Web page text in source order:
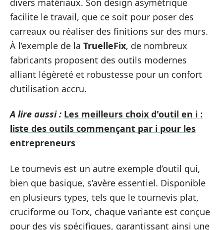
facilite le travail, que ce soit pour poser des
carreaux ou réaliser des finitions sur des murs.
À l’exemple de la TruelleFix, de nombreux
fabricants proposent des outils modernes
alliant légèreté et robustesse pour un confort
d’utilisation accru.
A lire aussi : Les meilleurs choix d'outil en i :
liste des outils commençant par i pour les
entrepreneurs
Le tournevis est un autre exemple d’outil qui,
bien que basique, s’avère essentiel. Disponible
en plusieurs types, tels que le tournevis plat,
cruciforme ou Torx, chaque variante est conçue
pour des vis spécifiques, garantissant ainsi une